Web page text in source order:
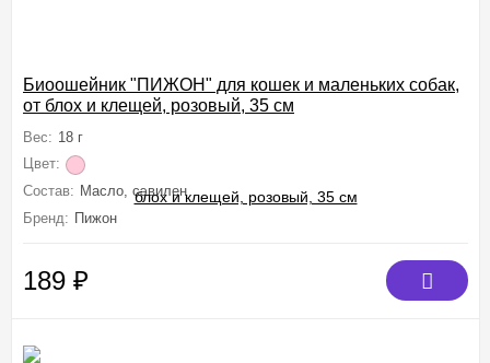
Биоошейник "ПИЖОН" для кошек и маленьких собак,
от блох и клещей, розовый, 35 см
Вес: 18 г
Цвет:
Состав: Масло, сэвилен
Бренд: Пижон
189 ₽